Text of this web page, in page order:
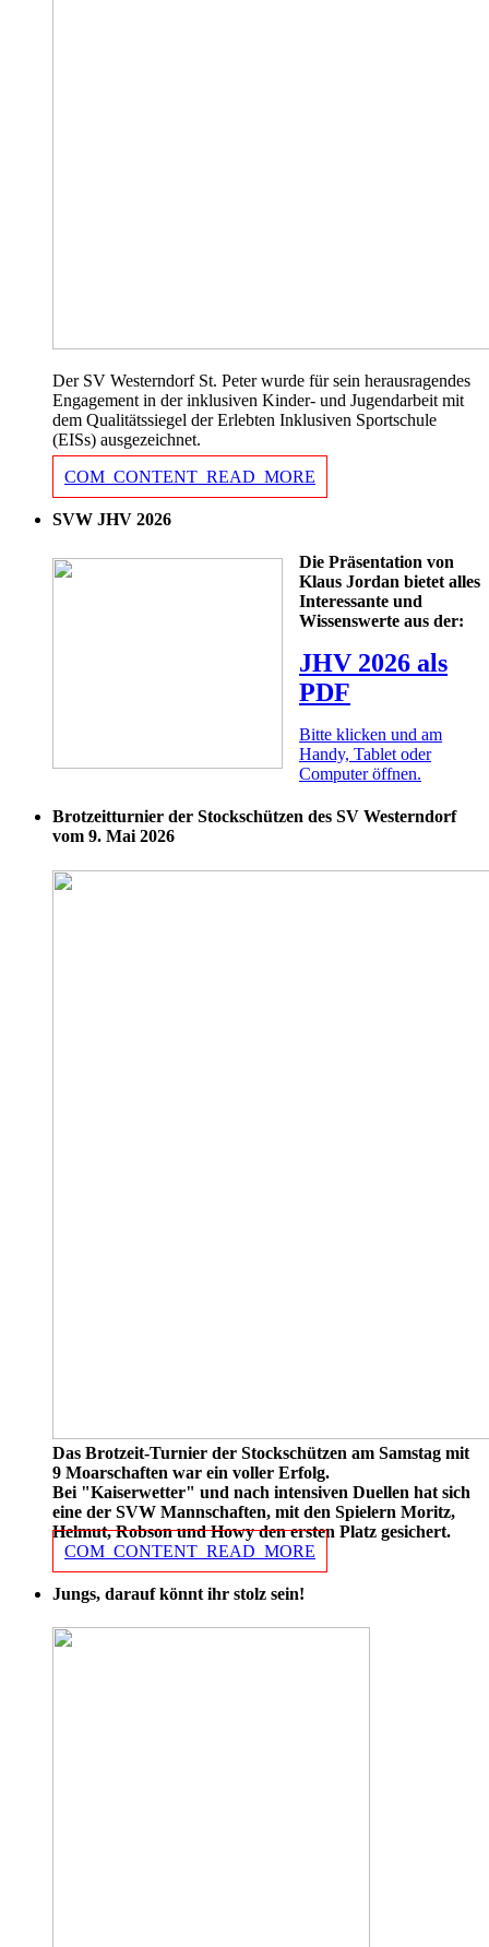
Der SV Westerndorf St. Peter wurde für sein herausragendes
Engagement in der inklusiven Kinder- und Jugendarbeit mit
dem Qualitätssiegel der Erlebten Inklusiven Sportschule
(EISs) ausgezeichnet.
COM_CONTENT_READ_MORE
SVW JHV 2026
Die Präsentation von
Klaus Jordan bietet alles
Interessante und
Wissenswerte aus der:
JHV 2026 als
PDF
Bitte klicken und am
Handy, Tablet oder
Computer öffnen.
Brotzeitturnier der Stockschützen des SV Westerndorf
vom 9. Mai 2026
Das Brotzeit-Turnier der Stockschützen am Samstag mit
9 Moarschaften war ein voller Erfolg.
Bei "Kaiserwetter" und nach intensiven Duellen hat sich
eine der SVW Mannschaften, mit den Spielern Moritz,
Helmut, Robson und Howy den ersten Platz gesichert.
COM_CONTENT_READ_MORE
Jungs, darauf könnt ihr stolz sein!